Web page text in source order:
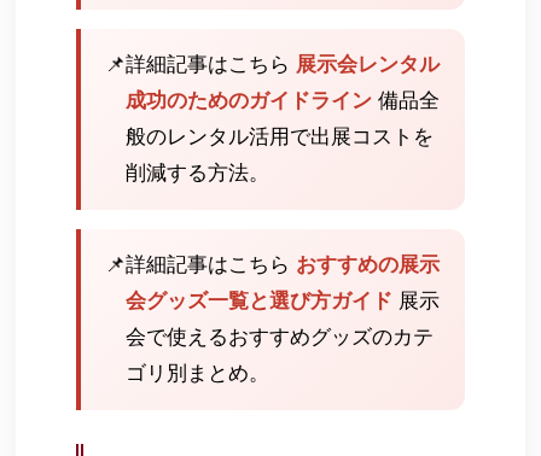
📌詳細記事はこちら 展示会レンタル
成功のためのガイドライン 備品全
般のレンタル活用で出展コストを
削減する方法。
📌詳細記事はこちら おすすめの展示
会グッズ一覧と選び方ガイド 展示
会で使えるおすすめグッズのカテ
ゴリ別まとめ。